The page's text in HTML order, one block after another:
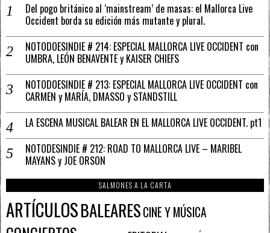
Del pogo británico al ‘mainstream’ de masas: el Mallorca Live
Occident borda su edición más mutante y plural.
NOTODOESINDIE # 214: ESPECIAL MALLORCA LIVE OCCIDENT con
UMBRA, LEÓN BENAVENTE y KAISER CHIEFS
NOTODOESINDIE # 213: ESPECIAL MALLORCA LIVE OCCIDENT con
CARMEN y MARÍA, DMASSO y STANDSTILL
LA ESCENA MUSICAL BALEAR EN EL MALLORCA LIVE OCCIDENT. pt1
NOTODESINDIE # 212: ROAD TO MALLORCA LIVE – MARIBEL
MAYANS y JOE ORSON
SALMONES A LA CARTA
ARTÍCULOSBALEARESCINE Y MÚSICA